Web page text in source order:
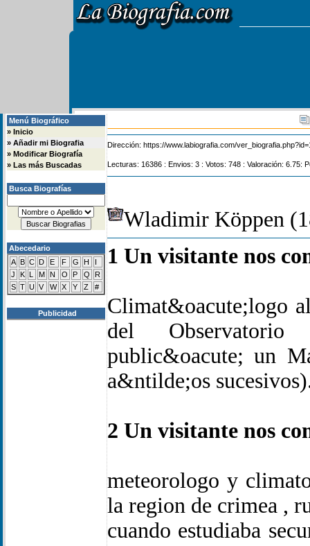
Menú Biográfico
» Inicio
» Añadir mi Biografia
» Modificar Biografía
» Las más Buscadas
Busca Biografías
Abecedario
A B C D E F G H
I
J
K L M N O P Q
R
S T U V W X Y Z #
Publicidad
Dirección: https://www.labiografia.com/
Lecturas: 16386 : Envios: 3 : Votos: 748 : Valoración: 6.75:
Wladimir Köppen
1 Un visitante nos
Climat&oacute;logo
del Observatorio
public&oacute; un
a&ntilde;os
2 Un visitante nos
meteorologo y
la region de crimea ,
cuando estudiaba